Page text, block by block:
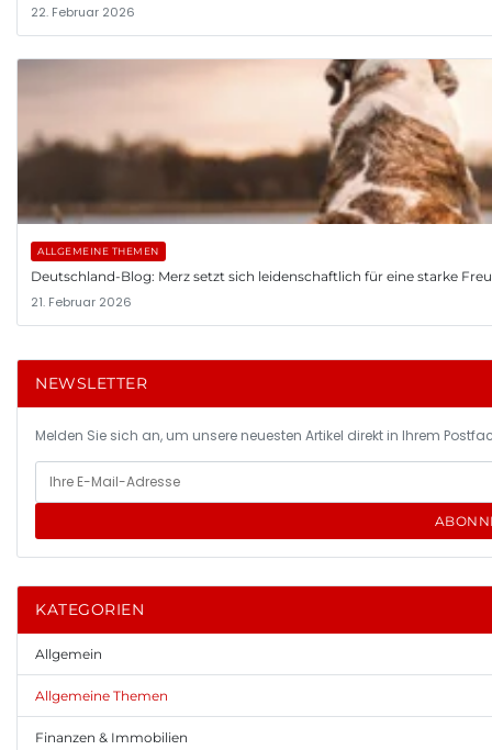
22. Februar 2026
ALLGEMEINE THEMEN
Deutschland-Blog: Merz setzt sich leidenschaftlich für eine starke
21. Februar 2026
NEWSLETTER
Melden Sie sich an, um unsere neuesten Artikel direkt in Ihrem
KATEGORIEN
Allgemein
Allgemeine Themen
Finanzen & Immobilien